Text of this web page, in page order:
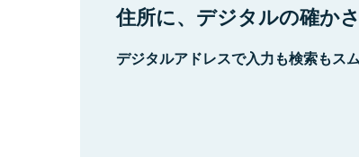
住所に、デジタルの確かさ
デジタルアドレスで入力も検索もスム